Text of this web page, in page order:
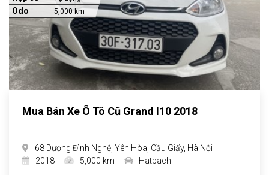
Odo 5,000 km
Mua Bán Xe Ô Tô Cũ Grand I10 2018
68 Dương Đình Nghệ, Yên Hòa, Cầu Giấy, Hà Nội
2018
5,000 km Hatbach